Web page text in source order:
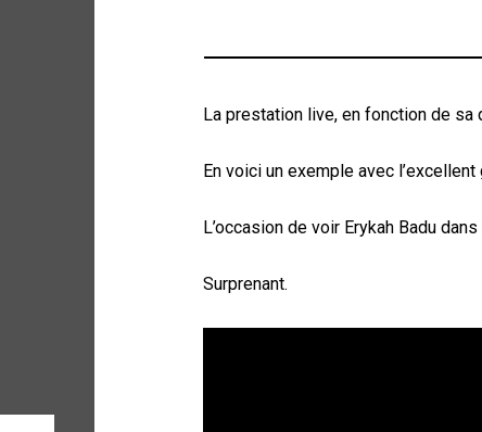
La prestation live, en fonction de sa
En voici un exemple avec
L’occasion de voir Erykah Badu
Surprenant.